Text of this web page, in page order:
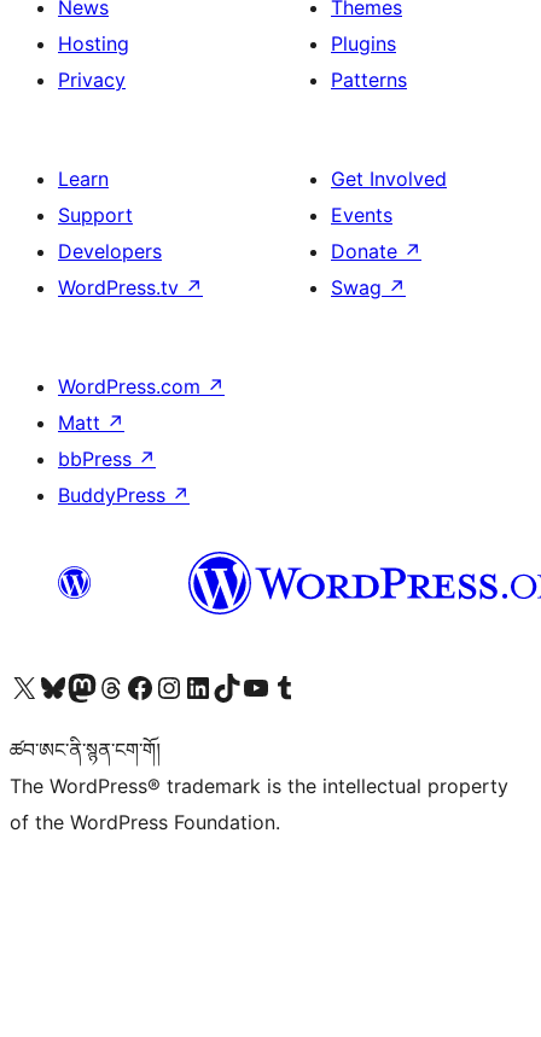
News
Hosting
Privacy
Themes
Plugins
Patterns
Learn
Support
Developers
WordPress.tv ↗
Get Involved
Events
Donate ↗
Swag ↗
WordPress.com ↗
Matt ↗
bbPress ↗
BuddyPress ↗
Visit our X (formerly Twitter) account
Visit our Bluesky account
Visit our Mastodon account
Visit our Threads account
Visit our Facebook page
Visit our Instagram account
Visit our LinkedIn account
Visit our TikTok account
Visit our YouTube channel
Visit our Tumblr account
ཚབ་ཨང་ནི་སྙན་ངག་གོ།
The WordPress® trademark is the intellectual property
of the WordPress Foundation.